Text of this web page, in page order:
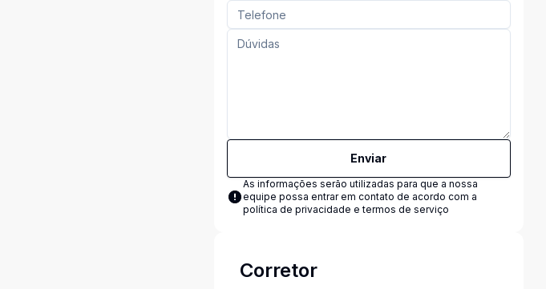
Enviar
As informações serão utilizadas para que a nossa
equipe possa entrar em contato de acordo com a
política de privacidade e termos de serviço
Corretor